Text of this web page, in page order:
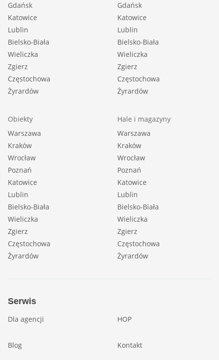
Gdańsk
Katowice
Lublin
Bielsko-Biała
Wieliczka
Zgierz
Częstochowa
Żyrardów
Gdańsk
Katowice
Lublin
Bielsko-Biała
Wieliczka
Zgierz
Częstochowa
Żyrardów
Obiekty
Warszawa
Kraków
Wrocław
Poznań
Katowice
Lublin
Bielsko-Biała
Wieliczka
Zgierz
Częstochowa
Żyrardów
Hale i magazyny
Warszawa
Kraków
Wrocław
Poznań
Katowice
Lublin
Bielsko-Biała
Wieliczka
Zgierz
Częstochowa
Żyrardów
Serwis
Dla agencji HOP
Blog Kontakt